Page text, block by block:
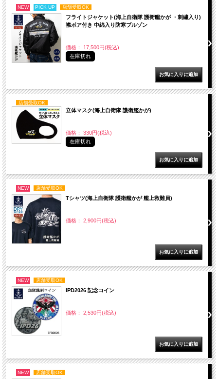
NEW PICK UP 店舗受取OK
フライトジャケット(海上自衛隊 護衛艦かが ・刺繍入り)
襟ボア付き 中綿入り防寒ブルゾン
価格： 17,500円(税込)
在庫切れ
店舗受取OK
立体マスク(海上自衛隊 護衛艦かが)
価格： 330円(税込)
在庫切れ
NEW 店舗受取OK
Tシャツ(海上自衛隊 護衛艦かが 艦上救難員)
価格： 2,900円(税込)
NEW 店舗受取OK
IPD2026 記念コイン
価格： 2,530円(税込)
NEW 店舗受取OK